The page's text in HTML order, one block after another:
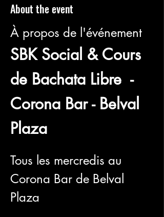
About the event
À propos de l'événement
SBK Social & Cours
de Bachata Libre  -
Corona Bar - Belval
Plaza
Tous les mercredis au
Corona Bar de Belval
Plaza